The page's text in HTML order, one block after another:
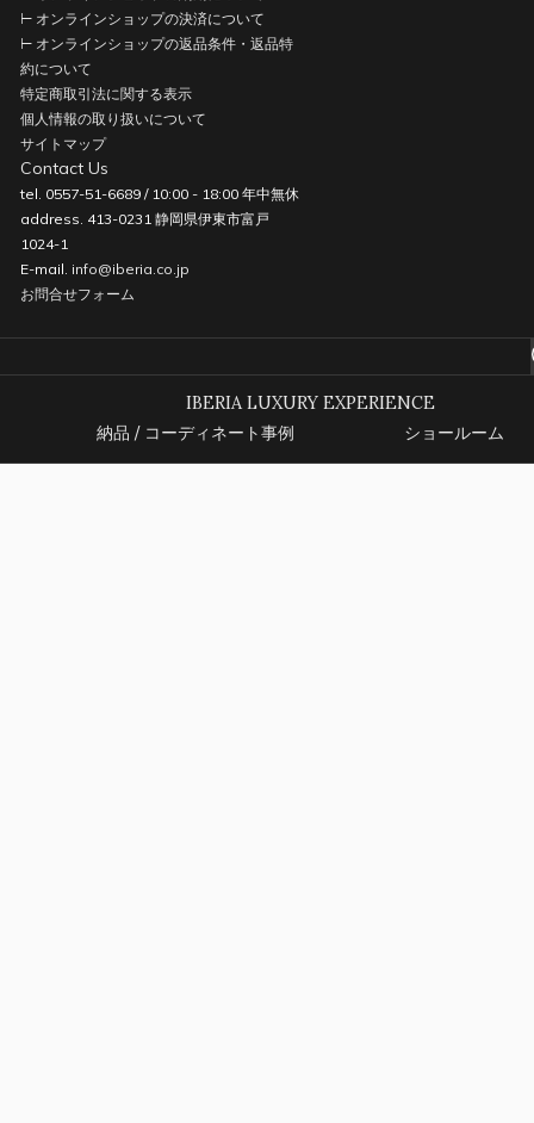
⊢ オンラインショップの決済について
⊢ オンラインショップの返品条件・返品特
約について
特定商取引法に関する表示
個人情報の取り扱いについて
サイトマップ
Contact Us
tel. 0557-51-6689 / 10:00 - 18:00 年中無休
address. 413-0231 静岡県伊東市富戸
1024-1
E-mail. info@iberia.co.jp
お問合せフォーム
IBERIA LUXURY EXPERIENCE
納品 / コーディネート事例
ショールーム